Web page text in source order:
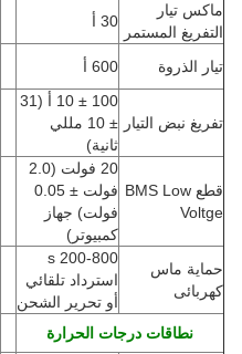
ماكس تيار
التفريغ المستمر
30 أ
تيار الذروة 600 أ
تفريغ نبض التيار
100 ± 10 أ (
31
± 10 مللي
ثانية)
قطع BMS Low
Voltge
20 فولت (2.0
فولت ± 0.05
فولت) جهاز
كمبيوتر)
حماية ماس
كهربائى
200-800 s
استرداد تلقائي
أو تحرير الشحن
نطاقات درجات الحرارة